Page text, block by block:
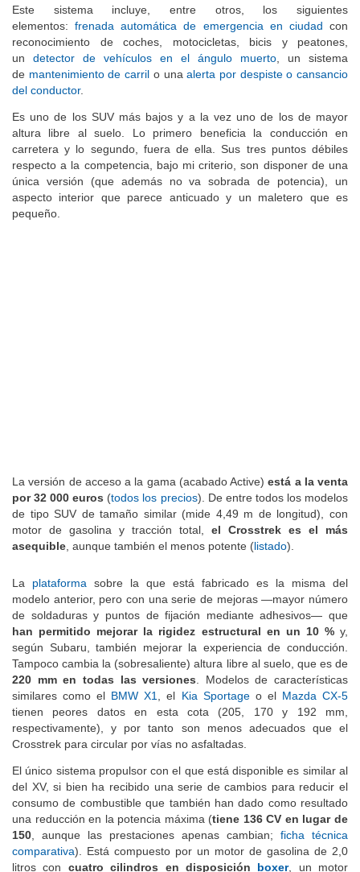
Es uno de los SUV más bajos y a la vez uno de los de mayor
altura libre al suelo. Lo primero beneficia la conducción en
carretera y lo segundo, fuera de ella. Sus tres puntos débiles
respecto a la competencia, bajo mi criterio, son disponer de una
única versión (que además no va sobrada de potencia), un
aspecto interior que parece anticuado y un maletero que es
La versión de acceso a la gama (acabado Active)está a la venta
por 32 000 euros(todos los precios). De entre todos los modelos
de tipo SUV de tamaño similar (mide 4,49 m de longitud), con
motor de gasolina y tracción total,el Crosstrek es el más
Laplataformasobre la que está fabricado es la misma del
modelo anterior, pero con una serie de mejoras —mayor número
de soldaduras y puntos de fijación mediante adhesivos— que
han permitido mejorar la rigidez estructural en un 10 %y,
según Subaru, también mejorar la experiencia de conducción.
Tampoco cambia la (sobresaliente) altura libre al suelo, que es de
220 mm en todas las versiones. Modelos de características
similares como elBMW X1, el Kia Sportage o el Mazda CX-5
tienen peores datos en esta cota (205, 170 y 192 mm,
respectivamente), y por tanto son menos adecuados que el
El único sistema propulsor con el que está disponible es similar al
del XV, si bien ha recibido una serie de cambios para reducir el
consumo de combustible que también han dado como resultado
una reducción en la potencia máxima (tiene 136 CV en lugar de
150, aunque las prestaciones apenas cambian;ficha técnica
comparativa). Está compuesto por un motor de gasolina de 2,0
Este sistema incluye, entre otros, los siguientes
elementos:frenada automática de emergencia en ciudadcon
reconocimiento de coches, motocicletas, bicis y peatones,
undetector de vehículos en el ángulo muerto, un sistema
de mantenimiento de carril